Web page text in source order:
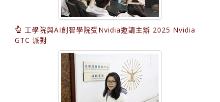
工學院與AI創智學院受Nvidia邀請主辦 2025 Nvidia
GTC 派對